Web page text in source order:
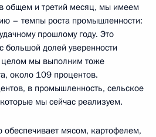
общем и третий месяц, мы имеем
– темпы роста промышленности:
прошлому году. Это
большой долей уверенности
целом мы выполним тоже
около 109 процентов.
в промышленность, сельское
мы сейчас реализуем.
обеспечивает мясом, картофелем,